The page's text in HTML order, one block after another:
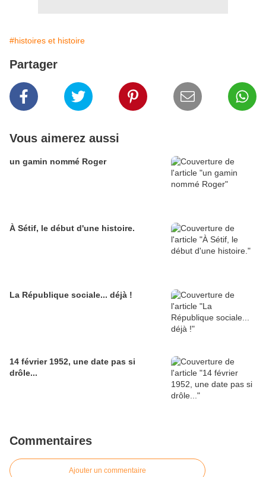
#histoires et histoire
Partager
Vous aimerez aussi
un gamin nommé Roger
À Sétif, le début d'une histoire.
La République sociale... déjà !
14 février 1952, une date pas si
drôle...
Commentaires
Ajouter un commentaire